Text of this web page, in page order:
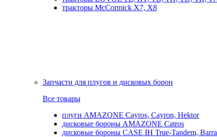
тракторы McCormick X7, X8
Запчасти для плугов и дисковых борон
Все товары
плуги AMAZONE Cayros, Cayron, Hektor
дисковые бороны AMAZONE Catros
дисковые бороны CASE IH True-Tandem,